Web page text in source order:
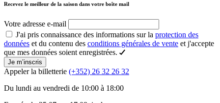
Recevez le meilleur de la saison dans votre boîte mail
Votre adresse e-mail
J'ai pris connaissance des informations sur la protection des
données et du contenu des conditions générales de vente et j'accepte
que mes données soient enregistrées.
Je m’inscris
Appeler la billetterie (+352) 26 32 26 32
Du lundi au vendredi de 10:00 à 18:00